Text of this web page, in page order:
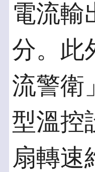
電流輸
分。此
流警衛
型溫控
扇轉速